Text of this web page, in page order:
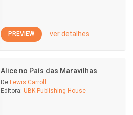
PREVIEW ver detalhes
Alice no País das Maravilhas
De Lewis Carroll
Editora: UBK Publishing House